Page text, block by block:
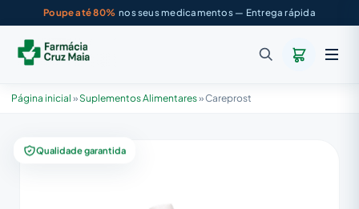
Poupe até 80% nos seus medicamentos — Entrega rápida
Página inicial »Suplementos Alimentares»Careprost
Qualidade garantida